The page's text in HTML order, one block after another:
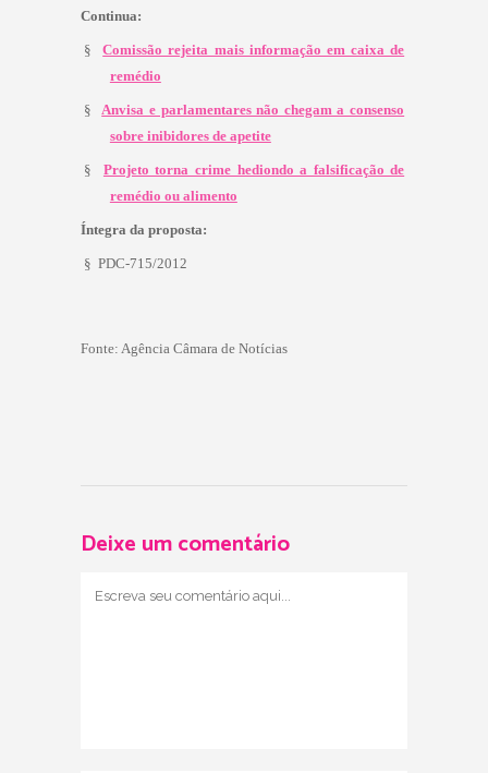
Continua:
§Comissão rejeita mais informação em caixa de
remédio
§Anvisa e parlamentares não chegam a consenso
sobre inibidores de apetite
§ Projeto torna crime hediondo a falsificação de
remédio ou alimento
Íntegra da proposta:
§ PDC-715/2012
Fonte: Agência Câmara de Notícias
Deixe um comentário